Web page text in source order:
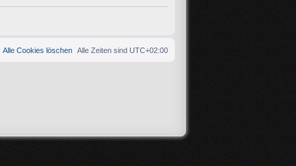
Alle Zeiten sind UTC+02:00
Alle Cookies löschen